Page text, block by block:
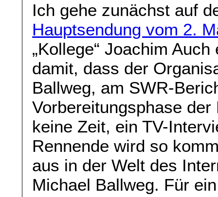
Ich gehe zunächst auf
Hauptsendung vom 2.
„Kollege“ Joachim
damit, dass der
Ballweg, am SWR-
Vorbereitungsphase
keine Zeit, ein TV-
Rennende wird so
aus in der Welt des
Michael Ballweg. Für